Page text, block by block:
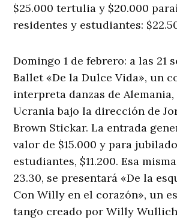
$25.000 tertulia y $20.000
residentes y estudiantes:
Domingo 1 de febrero: a las 21
Ballet «De la Dulce Vida», un
interpreta danzas de Alemania,
Ucrania bajo la dirección de
Brown Stickar. La entrada
valor de $15.000 y para
estudiantes, $11.200. Esa
23.30, se presentará «De la
Con Willy en el corazón», un
tango creado por Willy